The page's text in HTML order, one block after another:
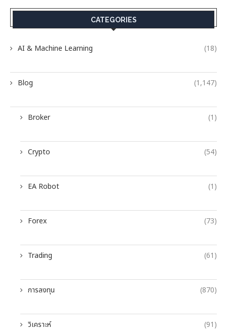
CATEGORIES
AI & Machine Learning (18)
Blog (1,147)
Broker (1)
Crypto (54)
EA Robot (1)
Forex (73)
Trading (61)
การลงทุน (870)
วิเคราะห์ (91)